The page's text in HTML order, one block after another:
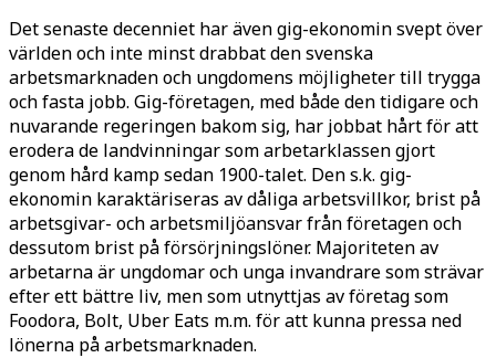
Det senaste decenniet har även gig-ekonomin svept över
världen och inte minst drabbat den svenska
arbetsmarknaden och ungdomens möjligheter till trygga
och fasta jobb. Gig-företagen, med både den tidigare och
nuvarande regeringen bakom sig, har jobbat hårt för att
erodera de landvinningar som arbetarklassen gjort
genom hård kamp sedan 1900-talet. Den s.k. gig-
ekonomin karaktäriseras av dåliga arbetsvillkor, brist på
arbetsgivar- och arbetsmiljöansvar från företagen och
dessutom brist på försörjningslöner. Majoriteten av
arbetarna är ungdomar och unga invandrare som strävar
efter ett bättre liv, men som utnyttjas av företag som
Foodora, Bolt, Uber Eats m.m. för att kunna pressa ned
lönerna på arbetsmarknaden.